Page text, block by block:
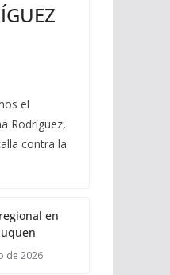
el
Rodríguez,
contra la
en
de 2026